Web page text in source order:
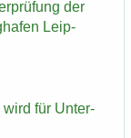
der
Leip­
wird für Un­ter­